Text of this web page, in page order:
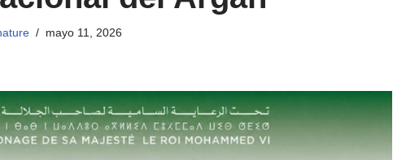
mayo 11, 2026